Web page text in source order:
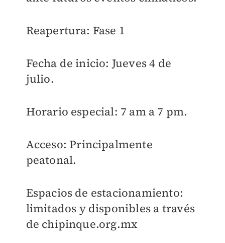
Reapertura: Fase 1
Fecha de inicio: Jueves 4 de
julio.
Horario especial: 7 am a 7 pm.
Acceso: Principalmente
peatonal.
Espacios de estacionamiento:
limitados y disponibles a través
de chipinque.org.mx